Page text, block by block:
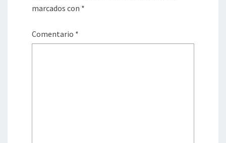
marcados con *
Comentario *